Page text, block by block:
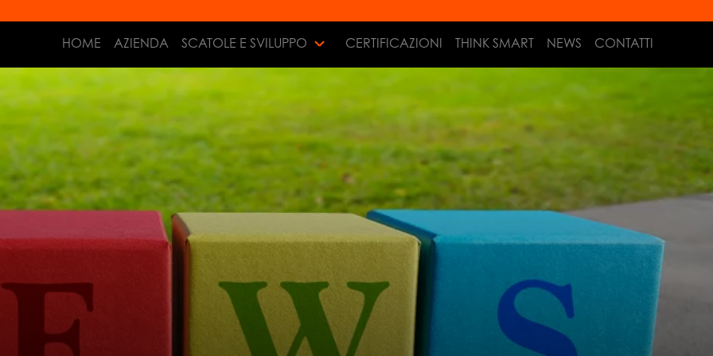
HOME AZIENDA SCATOLE E SVILUPPO CERTIFICAZIONI THINK SMART NEWS CONTATTI